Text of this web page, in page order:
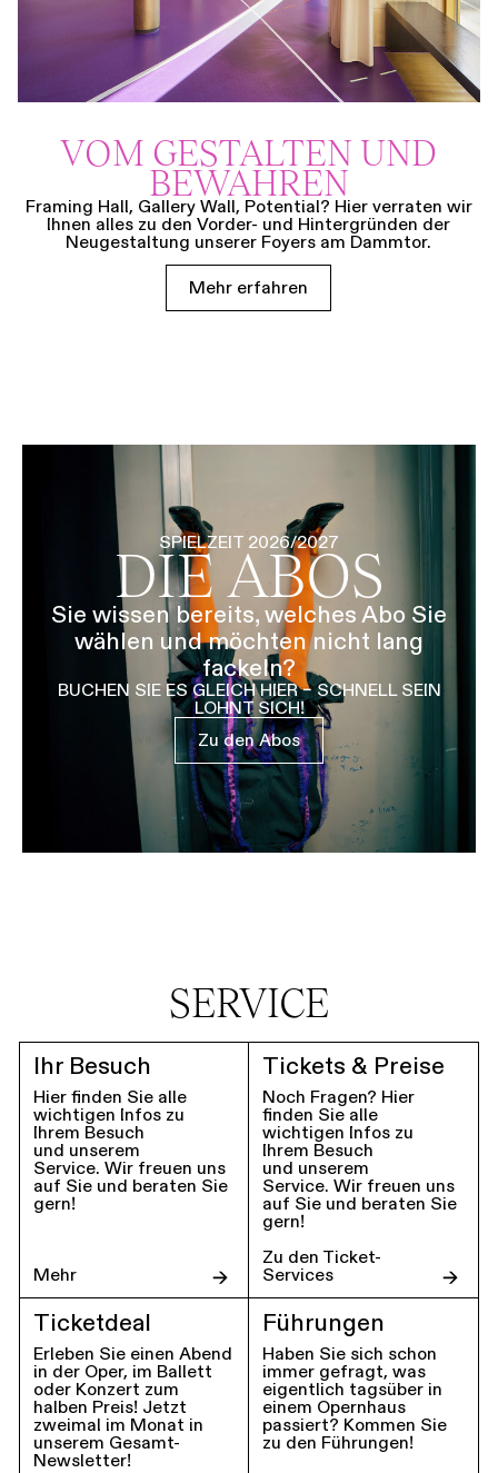
VOM GESTALTEN UND
BEWAHREN
Framing Hall, Gallery Wall, Potential? Hier verraten wir
Ihnen alles zu den Vorder- und Hintergründen der
Neugestaltung unserer Foyers am Dammtor.
Mehr erfahren
SPIELZEIT 2026/2027
DIE ABOS
Sie wissen bereits, welches Abo Sie
wählen und möchten nicht lang
fackeln?
BUCHEN SIE ES GLEICH HIER – SCHNELL SEIN
LOHNT SICH!
Zu den Abos
SERVICE
Ihr Besuch
Hier finden Sie alle
wichtigen Infos zu
Ihrem Besuch
und unserem
Service. Wir freuen uns
auf Sie und beraten Sie
gern!
Mehr
Tickets & Preise
Noch Fragen? Hier
finden Sie alle
wichtigen Infos zu
Ihrem Besuch
und unserem
Service. Wir freuen uns
auf Sie und beraten Sie
gern!
Zu den Ticket-
Services
Ticketdeal
Erleben Sie einen Abend
in der Oper, im Ballett
oder Konzert zum
halben Preis! Jetzt
zweimal im Monat in
unserem Gesamt-
Newsletter!
Führungen
Haben Sie sich schon
immer gefragt, was
eigentlich tagsüber in
einem Opernhaus
passiert? Kommen Sie
zu den Führungen!